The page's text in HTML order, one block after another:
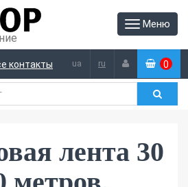
Меню
контакты ua ru (0 )
лента 30